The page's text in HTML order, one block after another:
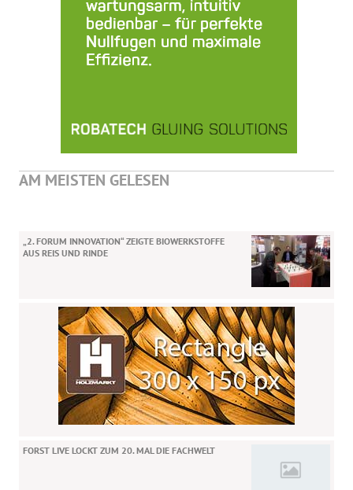
AM MEISTEN GELESEN
„2. FORUM INNOVATION“ ZEIGTE BIOWERKSTOFFE
AUS REIS UND RINDE
FORST LIVE LOCKT ZUM 20. MAL DIE FACHWELT